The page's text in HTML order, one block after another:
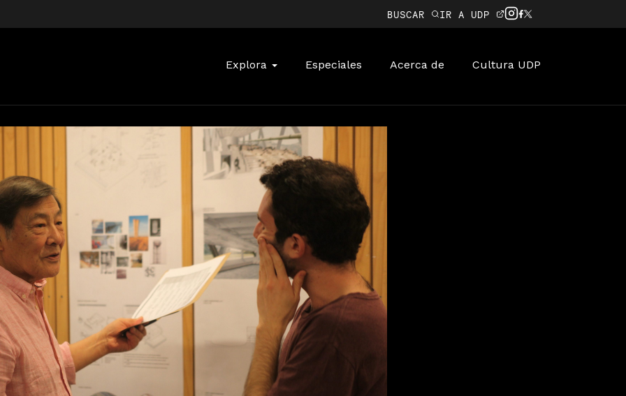
BUSCAR IR A UDP
Explora Especiales Acerca de Cultura UDP